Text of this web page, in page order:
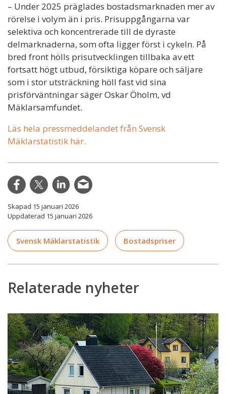
– Under 2025 präglades bostadsmarknaden mer av
rörelse i volym än i pris. Prisuppgångarna var
selektiva och koncentrerade till de dyraste
delmarknaderna, som ofta ligger först i cykeln. På
bred front hölls prisutvecklingen tillbaka av ett
fortsatt högt utbud, försiktiga köpare och säljare
som i stor utsträckning höll fast vid sina
prisförväntningar säger Oskar Öholm, vd
Mäklarsamfundet.
Läs hela pressmeddelandet från Svensk
Mäklarstatistik här.
Skapad 15 januari 2026
Uppdaterad 15 januari 2026
Svensk Mäklarstatistik Bostadspriser
Relaterade nyheter
Energiklassning
får
allt
större
betydelse
för
villapriserna